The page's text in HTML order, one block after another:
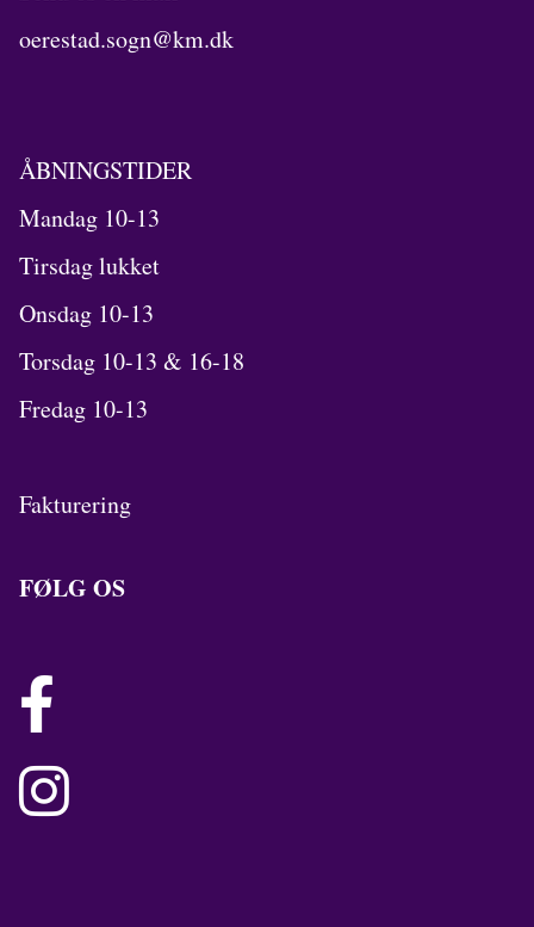
oerestad.sogn@km.dk
ÅBNINGSTIDER
Mandag 10-13
Tirsdag lukket
Onsdag 10-13
Torsdag 10-13 & 16-18
Fredag 10-13
Fakturering
FØLG OS

